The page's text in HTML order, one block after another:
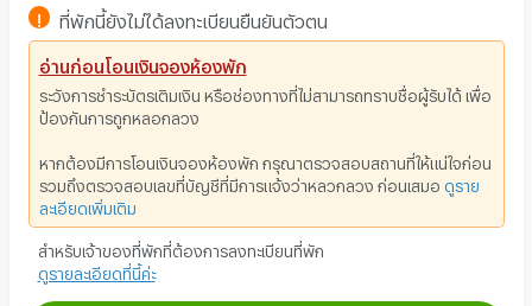
! ที่พักนี้ยังไม่ได้ลงทะเบียนยืนยันตัวตน
อ่านก่อนโอนเงินจองห้องพัก
ระวังการชำระบัตรเติมเงิน หรือช่องทางที่ไม่สามารถทราบชื่อผู้รับได้ เพื่อ
ป้องกันการถูกหลอกลวง
หากต้องมีการโอนเงินจองห้องพัก กรุณาตรวจสอบสถานที่ให้แน่ใจก่อน
รวมถึงตรวจสอบเลขที่บัญชีที่มีการแจ้งว่าหลวกลวง ก่อนเสมอ ดูราย
ละเอียดเพิ่มเติม
สำหรับเจ้าของที่พักที่ต้องการลงทะเบียนที่พัก
ดูรายละเอียดที่นี้ค่ะ